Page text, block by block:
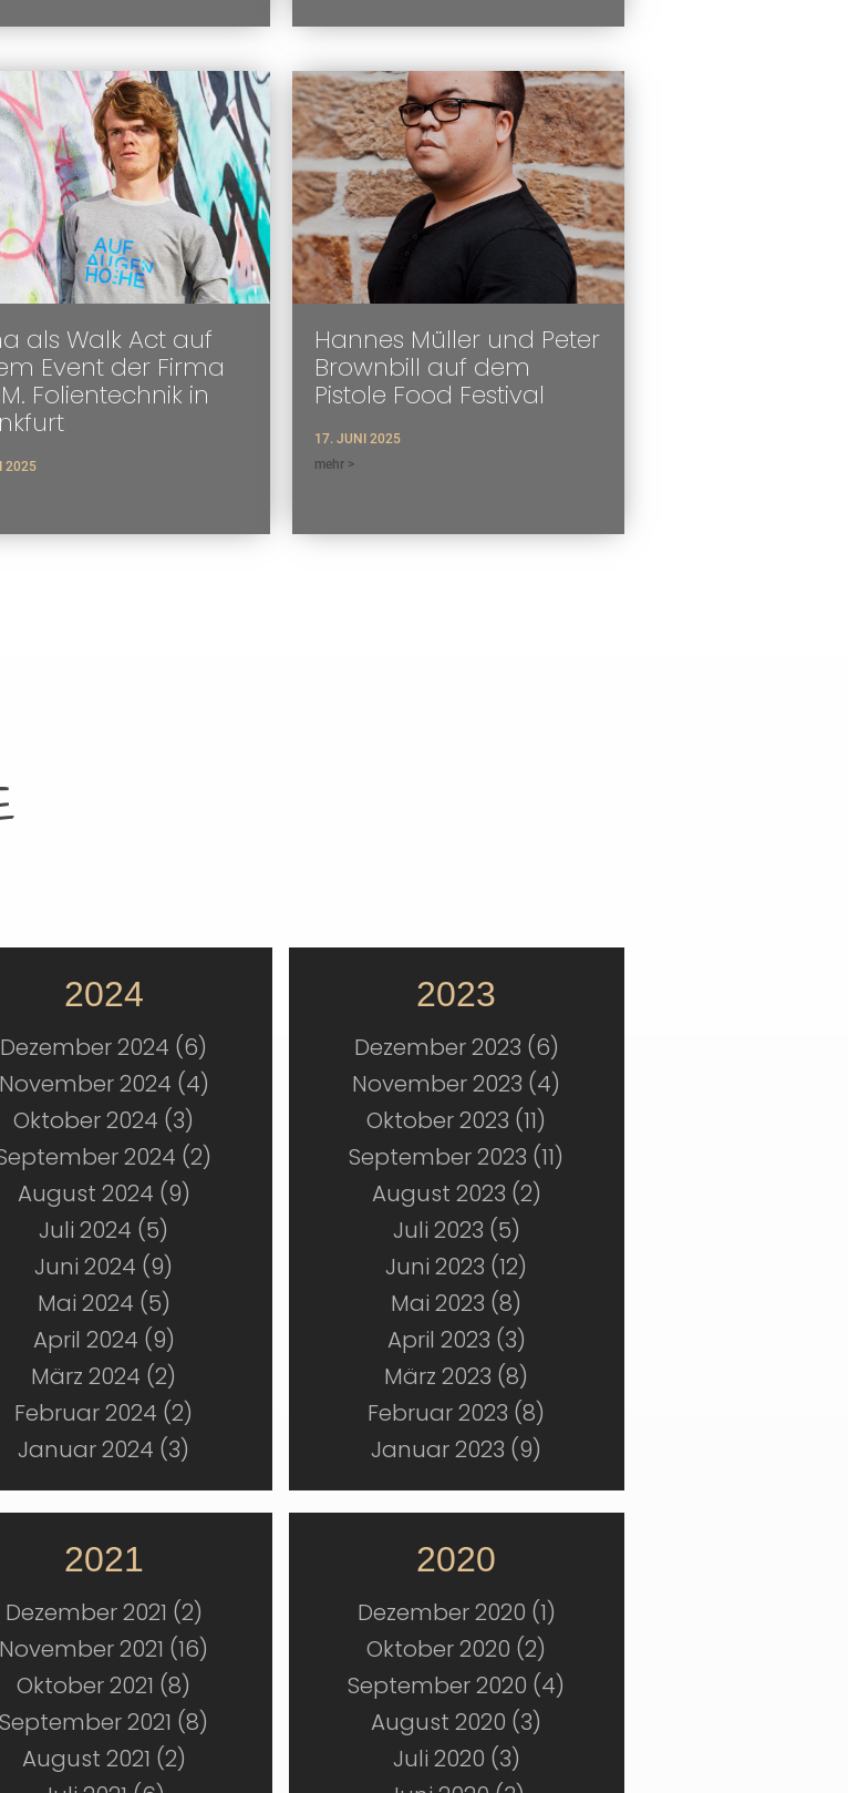
als Walk Act auf
Event der Firma
Folientechnik in
2025
Hannes Müller und Peter
Brownbill auf dem
Pistole Food Festival
17. JUNI 2025
mehr >
2024
Dezember 2024 (6)
November 2024 (4)
Oktober 2024 (3)
2024 (2)
August 2024 (9)
Juli 2024 (5)
Juni 2024 (9)
Mai 2024 (5)
April 2024 (9)
März 2024 (2)
Februar 2024 (2)
Januar 2024 (3)
2023
Dezember 2023 (6)
November 2023 (4)
Oktober 2023 (11)
September 2023 (11)
August 2023 (2)
Juli 2023 (5)
Juni 2023 (12)
Mai 2023 (8)
April 2023 (3)
März 2023 (8)
Februar 2023 (8)
Januar 2023 (9)
2021
Dezember 2021 (2)
November 2021 (16)
Oktober 2021 (8)
September 2021 (8)
August 2021 (2)
2020
Dezember 2020 (1)
Oktober 2020 (2)
September 2020 (4)
August 2020 (3)
Juli 2020 (3)